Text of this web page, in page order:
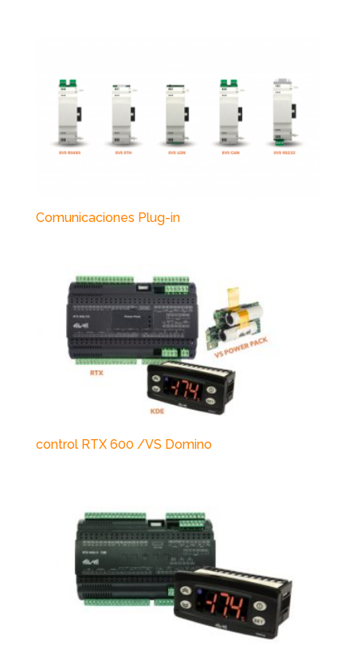
Comunicaciones Plug-in
control RTX 600 /VS Domino